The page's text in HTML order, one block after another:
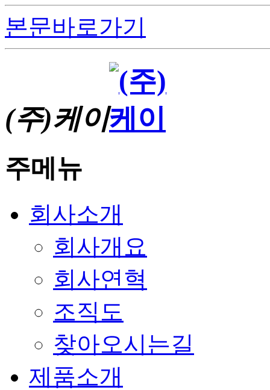
본문바로가기
(주)케이
주메뉴
회사소개
회사개요
회사연혁
조직도
찾아오시는길
제품소개